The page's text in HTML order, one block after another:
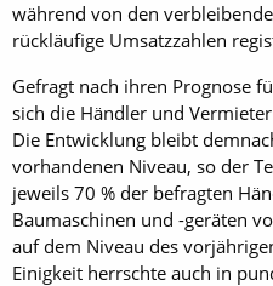
während von den
rückläufige Umsatzzahlen
Gefragt nach ihren Prognose
sich die Händler und
Die Entwicklung bleibt
vorhandenen Niveau, so der
jeweils 70 % der befragten
Baumaschinen und -geräten
auf dem Niveau des
Einigkeit herrschte auch in